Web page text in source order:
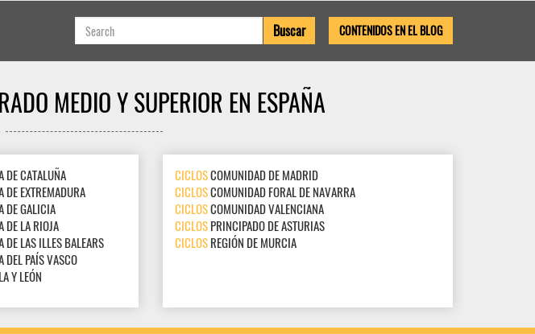
CONTENIDOS EN EL BLOG
MEDIO Y SUPERIOR EN ESPAÑA
DE CATALUÑA
EXTREMADURA
DE GALICIA
DE LA RIOJA
LAS ILLES BALEARS
DEL PAÍS VASCO
Y LEÓN
CICLOSCOMUNIDAD DE MADRID
CICLOSCOMUNIDAD FORAL DE NAVARRA
CICLOSCOMUNIDAD VALENCIANA
CICLOSPRINCIPADO DE ASTURIAS
CICLOSREGIÓN DE MURCIA